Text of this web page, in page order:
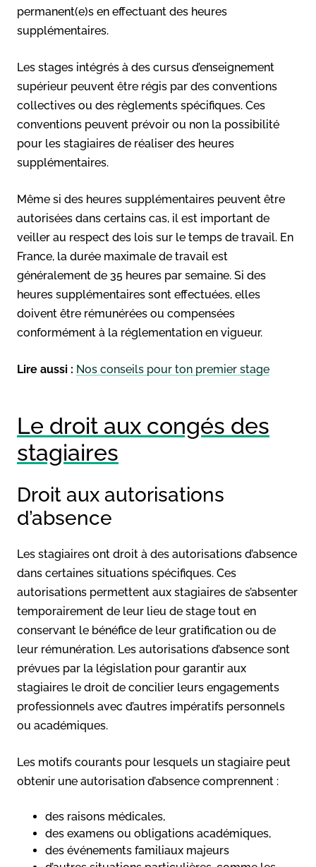
permanent(e)s en effectuant des heures
supplémentaires.
Les stages intégrés à des cursus d’enseignement
supérieur peuvent être régis par des conventions
collectives ou des règlements spécifiques. Ces
conventions peuvent prévoir ou non la possibilité
pour les stagiaires de réaliser des heures
supplémentaires.
Même si des heures supplémentaires peuvent être
autorisées dans certains cas, il est important de
veiller au respect des lois sur le temps de travail. En
France, la durée maximale de travail est
généralement de 35 heures par semaine. Si des
heures supplémentaires sont effectuées, elles
doivent être rémunérées ou compensées
conformément à la réglementation en vigueur.
Lire aussi : Nos conseils pour ton premier stage
Le droit aux congés des
stagiaires
Droit aux autorisations
d’absence
Les stagiaires ont droit à des autorisations d’absence
dans certaines situations spécifiques. Ces
autorisations permettent aux stagiaires de s’absenter
temporairement de leur lieu de stage tout en
conservant le bénéfice de leur gratification ou de
leur rémunération. Les autorisations d’absence sont
prévues par la législation pour garantir aux
stagiaires le droit de concilier leurs engagements
professionnels avec d’autres impératifs personnels
ou académiques.
Les motifs courants pour lesquels un stagiaire peut
obtenir une autorisation d’absence comprennent :
des raisons médicales,
des examens ou obligations académiques,
des événements familiaux majeurs